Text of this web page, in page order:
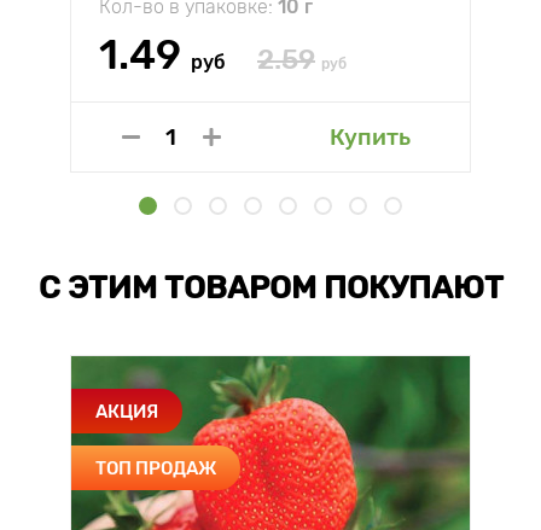
Кол-во в упаковке: 10 г
1.49 руб 2.59 руб
Купить
С ЭТИМ ТОВАРОМ ПОКУПАЮТ
АКЦИЯ
ТОП ПРОДАЖ